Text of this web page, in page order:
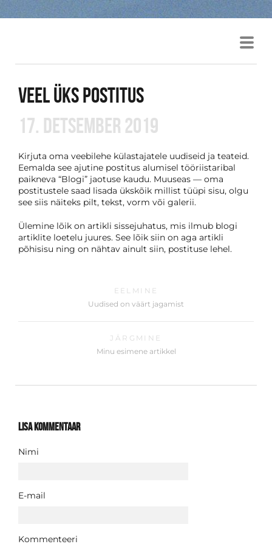
VEEL ÜKS POSTITUS
17. DETSEMBER 2019
Kirjuta oma veebilehe külastajatele uudiseid ja teateid.
Eemalda see ajutine postitus alumisel tööriistaribal
paikneva “Blogi” jaotuse kaudu. Muuseas — oma
postitustele saad lisada ükskõik millist tüüpi sisu, olgu
see siis näiteks pilt, tekst, vorm või galerii.
Ülemine lõik on artikli sissejuhatus, mis ilmub blogi
artiklite loetelu juures. See lõik siin on aga artikli
põhisisu ning on nähtav ainult siin, postituse lehel.
EELMINE
Uudised on väärt jagamist
JÄRGMINE
Minu esimene artikkel
Lisa kommentaar
Nimi
E-mail
Kommenteeri